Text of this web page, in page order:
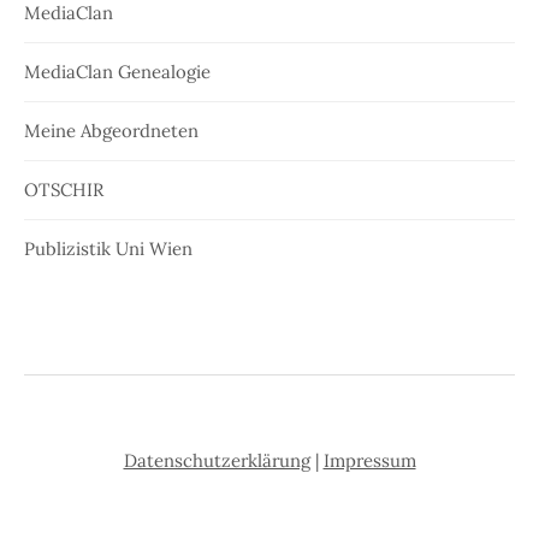
MediaClan
MediaClan Genealogie
Meine Abgeordneten
OTSCHIR
Publizistik Uni Wien
Datenschutzerklärung| Impressum